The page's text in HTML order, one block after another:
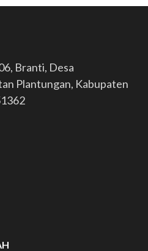
Branti, Desa
Plantungan, Kabupaten